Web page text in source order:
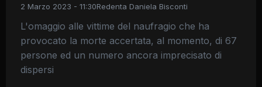
2 Marzo 2023 - 11:30Redenta Daniela Bisconti
L'omaggio alle vittime del naufragio che ha
provocato la morte accertata, al momento, di 67
persone ed un numero ancora imprecisato di
dispersi